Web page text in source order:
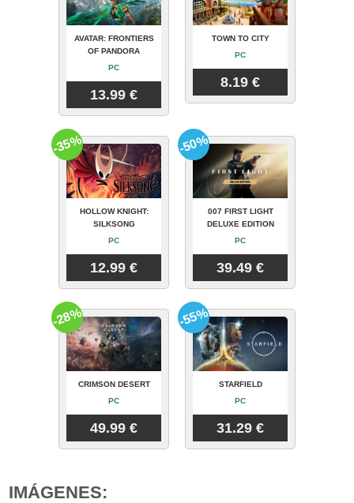
AVATAR: FRONTIERS
OF PANDORA
PC
13.99 €
TOWN TO CITY
PC
8.19 €
HOLLOW KNIGHT:
SILKSONG
PC
12.99 €
-35%
007 FIRST LIGHT
DELUXE EDITION
PC
39.49 €
-50%
CRIMSON DESERT
PC
49.99 €
-28%
STARFIELD
PC
31.29 €
-55%
IMÁGENES: